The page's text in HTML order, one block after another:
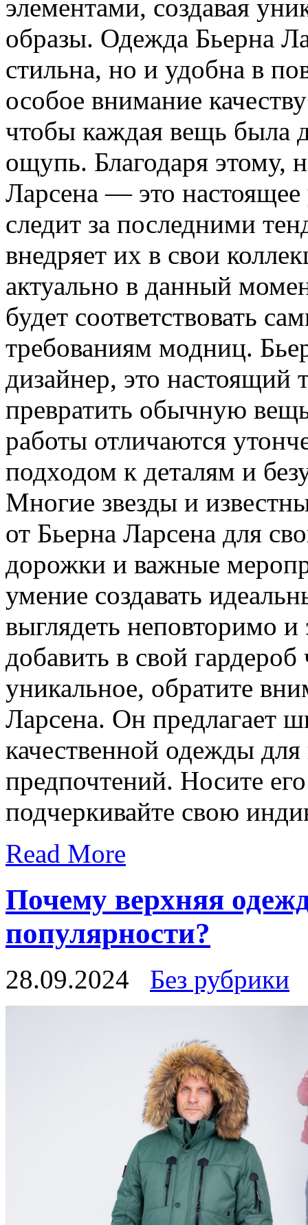
элементами, создавая
образы. Одежда Бьерна
стильна, но и удобна в
особое внимание
чтобы каждая вещь была
ощупь. Благодаря этому,
Ларсена — это настоящее
следит за последними
внедряет их в свои
актуально в данный
будет соответствовать
требованиям модниц.
дизайнер, это настоящий
превратить обычную
работы отличаются
подходом к деталям и
Многие звезды и
от Бьерна Ларсена для
дорожки и важные
умение создавать
выглядеть неповторимо
добавить в свой
уникальное, обратите
Ларсена. Он предлагает
качественной одежды для
предпочтений. Носите
подчеркивайте свою
Read More
Почему верхняя
популярности?
28.09.2024 Без рубрики